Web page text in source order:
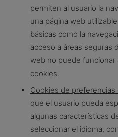
permiten al usuario la
una página web
básicas como la
acceso a áreas seguras
web no puede
cookies.
Cookies de preferencias
que el usuario pueda
algunas características
seleccionar el idioma,